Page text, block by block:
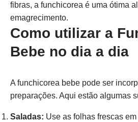
fibras, a funchicorea é uma ótima
emagrecimento.
Como utilizar a
Bebe no dia a dia
A funchicorea bebe pode ser
preparações. Aqui estão algumas
Saladas: Use as folhas frescas